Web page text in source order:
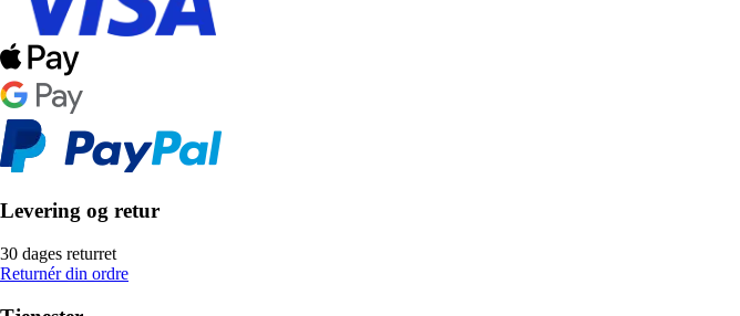
Levering og retur
30 dages returret
Returnér din ordre